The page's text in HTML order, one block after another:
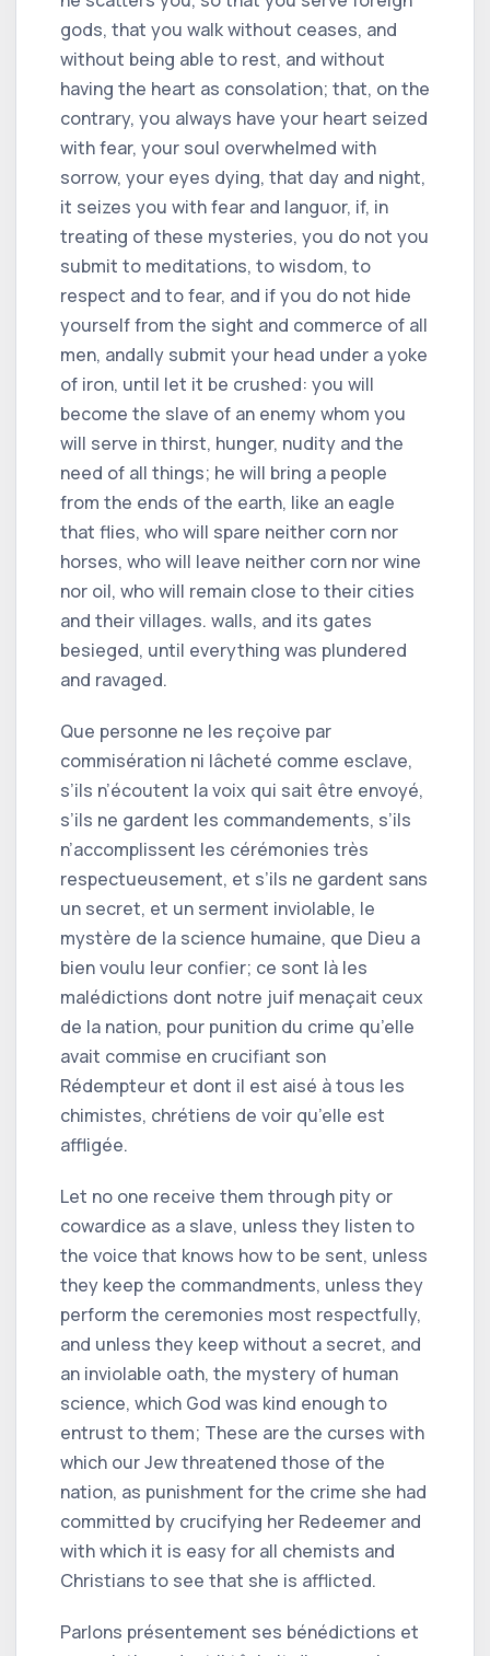
gods, that you walk without ceases, and
without being able to rest, and without
having the heart as consolation; that, on the
contrary, you always have your heart seized
with fear, your soul overwhelmed with
sorrow, your eyes dying, that day and night,
it seizes you with fear and languor, if, in
treating of these mysteries, you do not you
submit to meditations, to wisdom, to
respect and to fear, and if you do not hide
yourself from the sight and commerce of all
men, andally submit your head under a yoke
of iron, until let it be crushed: you will
become the slave of an enemy whom you
will serve in thirst, hunger, nudity and the
need of all things; he will bring a people
from the ends of the earth, like an eagle
that flies, who will spare neither corn nor
horses, who will leave neither corn nor wine
nor oil, who will remain close to their cities
and their villages. walls, and its gates
besieged, until everything was plundered
and ravaged.
Que personne ne les reçoive par
commisération ni lâcheté comme esclave,
s’ils n’écoutent la voix qui sait être envoyé,
s’ils ne gardent les commandements, s’ils
n’accomplissent les cérémonies très
respectueusement, et s’ils ne gardent sans
un secret, et un serment inviolable, le
mystère de la science humaine, que Dieu a
bien voulu leur confier; ce sont là les
malédictions dont notre juif menaçait ceux
de la nation, pour punition du crime qu’elle
avait commise en crucifiant son
Rédempteur et dont il est aisé à tous les
chimistes, chrétiens de voir qu’elle est
affligée.
Let no one receive them through pity or
cowardice as a slave, unless they listen to
the voice that knows how to be sent, unless
they keep the commandments, unless they
perform the ceremonies most respectfully,
and unless they keep without a secret, and
an inviolable oath, the mystery of human
science, which God was kind enough to
entrust to them; These are the curses with
which our Jew threatened those of the
nation, as punishment for the crime she had
committed by crucifying her Redeemer and
with which it is easy for all chemists and
Christians to see that she is afflicted.
Parlons présentement ses bénédictions et